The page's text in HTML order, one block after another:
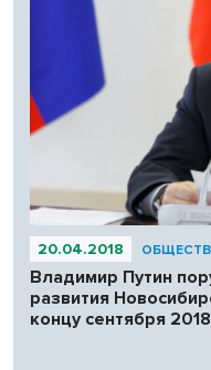
20.04.2018
Владимир Путин
развития
концу сентября 2018